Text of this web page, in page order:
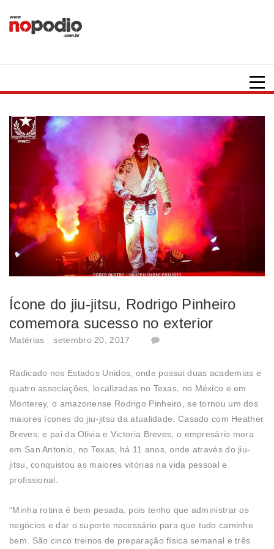
Ícone do jiu-jitsu, Rodrigo Pinheiro
comemora sucesso no exterior
Matérias setembro 20, 2017
Radicado nos Estados Unidos, onde possui duas academias e
quatro associações, localizadas no Texas, no México e em
Monterey, o amazonense Rodrigo Pinheiro, se tornou um dos
maiores ícones do jiu-jitsu da atualidade. Casado com Heather
Breves, e pai da Olivia e Victoria Breves, o empresário mora
em San Antonio, no Texas, há 11 anos, onde através do jiu-
jitsu, conquistou as maiores vitórias na vida pessoal e
profissional.
“Minha rotina é bem pesada, pois tenho que administrar os
negócios e dar o suporte necessário para que tudo caminhe
bem. São cinco treinos de preparação física semanal e três